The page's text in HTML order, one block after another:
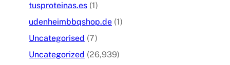
tusproteinas.es (1)
udenheimbbqshop.de (1)
Uncategorised (7)
Uncategorized (26,939)